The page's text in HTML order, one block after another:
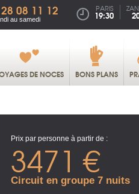
08 11 12
au samedi
PARIS
19:30
DE NOCES BONS PLANS
Prix par personne à partir de :
3471 €
Circuit en groupe 7 nuits